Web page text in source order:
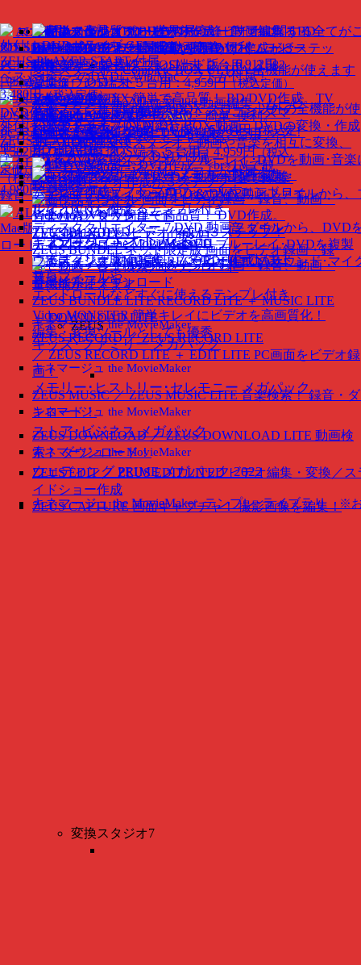
ALL★Recorder
BD・DVD作成ソフト 付属版動画保存！ パソコン･
スマホ 全て録画･録音ダウンロード版： 6,912円
（税込定価）
ALL★Recorder
DVD作成ソフト 付属版動画保存！ パソコン･スマ
ホ 全て録画･録音ダウンロード版： 5,904円（税込定
価）
ALL★Recorder
（標準版）動画保存！ パソコン･スマホ 全て録画･
録音ダウンロード版： 5,220円（税込定価）
ALL★Recorder
Mac版動画保存！ Mac･iOS 全て録画･録音ダウン
ロード版： 5,220円（税込定価）
スマホワオ エクスプローラ
iOS Specialエクスプローラ感覚。簡単･便利。
PCからiOSデータを操作！iOS端末 ２台用：3,582
円（税込定価） iOS端末 ５台用：4,959円（税込定価）
スマホワオ エクスプローラ
iOS&Androidエクスプローラ感覚。簡単･便利。
PCからスマホデータを操作！iOS端末 ２台用：
3,582円（税込定価） iOS端末 ５台用：4,959円（税込
定価）
外付け DVDドライブ GEM-D1
ZEUS PLAYER START 付属
ベストセラーのDVDにWin/Macソフトが付属！
3,480円（税込定価）
外付け DVDドライブ GEM-D1
ZEUS PLAYER START
＋ディスククリエイター7 DVD 付属
ベストセラーのDVDにWin/Macソフトが付属！
4,980円（税込定価）
製品
目的別
ディスク作成（BD・DVD）
再生（プレイヤー）
動画ダウンロード
音楽ダウンロード
音楽・音声録音
画面録画・キャプチャ New
動画音楽 変換
BD・DVD変換
BD・DVDクローン
動画編集
動画作品をつくる
スマホ管理 New
お得なバンドル製品
まずはフリー版でお試し、ダウンロードはこ
ちら
ZEUS
ZEUS PLAYER 世界中のBD・
DVD・ビデオ・音楽
を万能再生
ZEUS BUNDEL ／
ZEUS BUNDEL ネット限定版 画面をビデオ録画・録
音、動画・音楽検索／ダウンロード
全機能が使えます
ZEUS BUNDLE LITE RECORD LITE ＋ MUSIC LITE
＋ DOWNLOAD LITE
ZEUS RECORD ／ ZEUS RECORD LITE
／ ZEUS RECORD LITE ＋ EDIT LITE PC画面をビデオ録
画！
ZEUS MUSIC ／ ZEUS MUSIC LITE 音楽検索！ 録音・
ンロード！
ZEUS DOWNLOAD ／ ZEUS DOWNLOAD LITE 動画検
索！ ダウンロード！
ZEUS EDIT ／ ZEUS EDIT LITED ビデオ編集・変換／ス
イドショー作成
ZEUS CAPTURE 画面キャプチャ！ 撮影画像を編集！
変換スタジオ7
変換スタジオ 7 Complete BOX ULTRA 全機能が使えます
変換スタジオ 7 Complete BOX クローン以外の全機能が
変換スタジオ 7 DVD 総合 BOX 動画、DVDの変換・作成
4K・HD動画変換スタジオ 7 動画や音楽を相互に変換、
BD & DVD変換スタジオ 7 ブルーレイ･DVDを動画･音楽
DVD変換スタジオ 7 DVDを動画･音楽に変換
ディスククリエイター 7 BD & DVD 動画ファイルから、
レイ･DVDを作成
ディスククリエイター 7 DVD 動画ファイルから、DVD
ディスククローン 7 BD & DVD ブルーレイ･DVDを複製
変換スタジオ 7 MUSIC RECORDER PCのサウンド･マイ
音
Video BD/DVD X 簡単で高品質！ BD/DVD作成。TV
で観れるBD・DVD
ビデオ。高品質なBD･DVD作成が３ステップ！
Video to DVD X 簡単で高品質！ DVD作成。
TVで観れるDVDビデオ作成が３ステップ！
Video MONSTER 簡単キレイにビデオを高画質化！
編集・変換ツールとしても優秀
キネマージュ the MovieMaker 動画編集・ムービ
ー作成ソフト
動画や写真がすぐムービーになる
キネマージュ the MovieMaker
ウェディング 動画編集・ムービー作成ソフト。
プロフィールや
エンドロールなどすぐに使えるテンプレ付き
キネマージュ the MovieMaker
キッズ･ファミリー メガパック
キネマージュ the MovieMaker
メモリー･ヒストリー･セレモニー メガパック
キネマージュ the MovieMaker
ストア･ビジネス メガパック
キネマージュ the MovieMaker
ウェディング PRIME メガパック 2022
キネマージュ the MovieMakerテンプレ･ライブラリ ※